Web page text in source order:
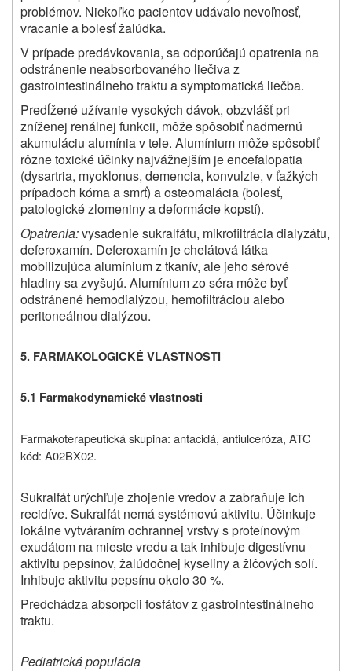
problémov. Niekoľko pacientov udávalo nevoľnosť,
vracanie a bolesť žalúdka.
V prípade predávkovania, sa odporúčajú opatrenia na
odstránenie neabsorbovaného liečiva z
gastrointestinálneho traktu a symptomatická liečba.
Predĺžené užívanie vysokých dávok, obzvlášť pri
zníženej renálnej funkcii, môže spôsobiť nadmernú
akumuláciu alumínia v tele. Alumínium môže spôsobiť
rôzne toxické účinky najvážnejším je encefalopatia
(dysartria, myoklonus, demencia, konvulzie, v ťažkých
prípadoch kóma a smrť) a osteomalácia (bolesť,
patologické zlomeniny a deformácie kopstí).
Opatrenia:vysadenie sukralfátu, mikrofiltrácia dialyzátu,
deferoxamín. Deferoxamín je chelátová látka
mobilizujúca alumínium z tkanív, ale jeho sérové
hladiny sa zvyšujú. Alumínium zo séra môže byť
odstránené hemodialýzou, hemofiltráciou alebo
peritoneálnou dialýzou.
5. FARMAKOLOGICKÉ VLASTNOSTI
5.1 Farmakodynamické vlastnosti
Farmakoterapeutická skupina: antacidá, antiulceróza, ATC
kód: A02BX02.
Sukralfát urýchľuje zhojenie vredov a zabraňuje ich
recidíve. Sukralfát nemá systémovú aktivitu. Účinkuje
lokálne vytváraním ochrannej vrstvy s proteínovým
exudátom na mieste vredu a tak inhibuje digestívnu
aktivitu pepsínov, žalúdočnej kyseliny a žlčových solí.
Inhibuje aktivitu pepsínu okolo 30 %.
Predchádza absorpcii fosfátov z gastrointestinálneho
traktu.
Pediatrická populácia